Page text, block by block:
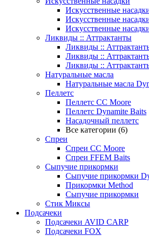
Искусственные
Искусственные
Искусственные
Ликвиды :: Аттрактанты
Ликвиды ::
Ликвиды ::
Ликвиды ::
Натуральные масла
Натуральные масла
Пеллетс
Пеллетс CC Moore
Пеллетс Dynamite Baits
Насадочный пеллетс
Все категории (6)
Спреи
Спреи CC Moore
Спреи FFEM Baits
Сыпучие прикормки
Сыпучие прикормки
Прикормки Method
Сыпучие прикормки
Стик Миксы
Подсачеки
Подсачеки AVID CARP
Подсачеки FOX